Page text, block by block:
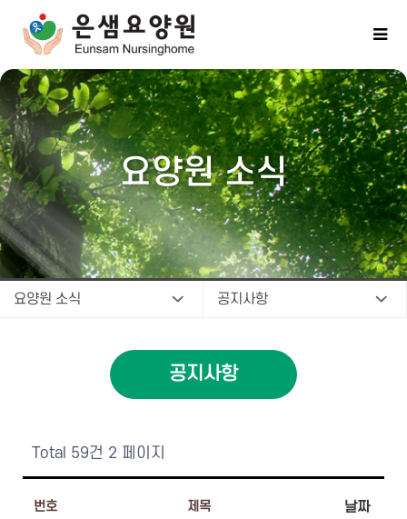
요양원 소식
요양원 소식 공지사항
공지사항
Total 59건 2 페이지
번호 제목 날짜